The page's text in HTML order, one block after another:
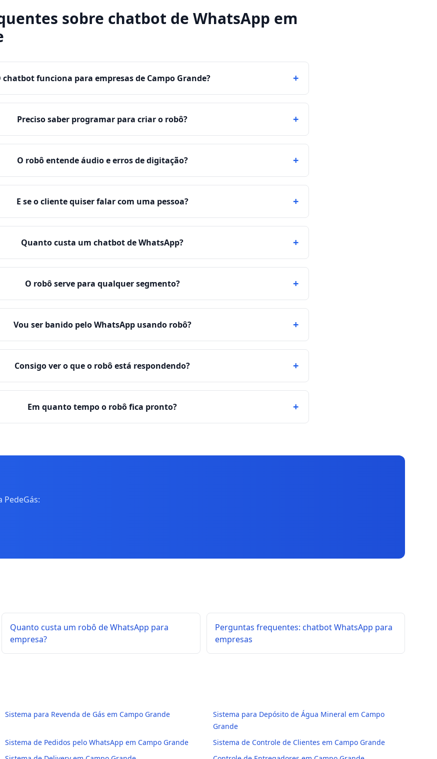
sobre chatbot de WhatsApp em
chatbot funciona para empresas de Campo Grande? +
Preciso saber programar para criar o robô? +
O robô entende áudio e erros de digitação? +
E se o cliente quiser falar com uma pessoa? +
Quanto custa um chatbot de WhatsApp? +
O robô serve para qualquer segmento? +
Vou ser banido pelo WhatsApp usando robô? +
Consigo ver o que o robô está respondendo? +
Em quanto tempo o robô fica pronto? +
Quanto custa um robô de WhatsApp para
empresa?
Perguntas frequentes: chatbot WhatsApp para
empresas
Sistema para Revenda de Gás em Campo Grande
Sistema para Depósito de Água Mineral em Campo
Grande
Sistema de Pedidos pelo WhatsApp em Campo Grande
Sistema de Controle de Clientes em Campo Grande